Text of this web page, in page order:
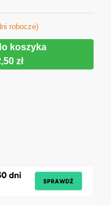
robocze)
koszyka
zł